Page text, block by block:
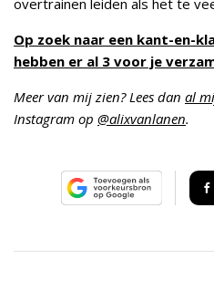
overtrainen leiden als het te
Op zoek naar een kant-en-
hebben er al 3 voor je
Meer van mij zien? Lees dan al
Instagram op @alixvanlanen.